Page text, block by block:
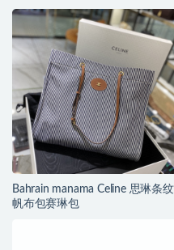
Bahrain manama Celine 思琳条纹
帆布包赛琳包